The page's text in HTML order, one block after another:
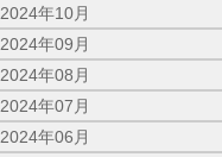
2024年10月
2024年09月
2024年08月
2024年07月
2024年06月